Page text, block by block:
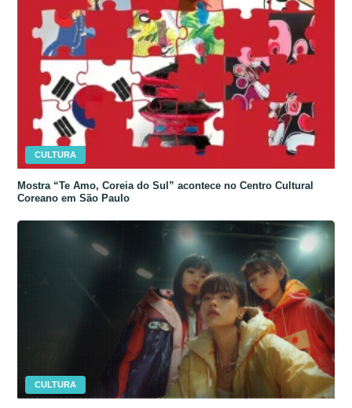
CULTURA
Mostra “Te Amo, Coreia do Sul” acontece no Centro Cultural
Coreano em São Paulo
CULTURA